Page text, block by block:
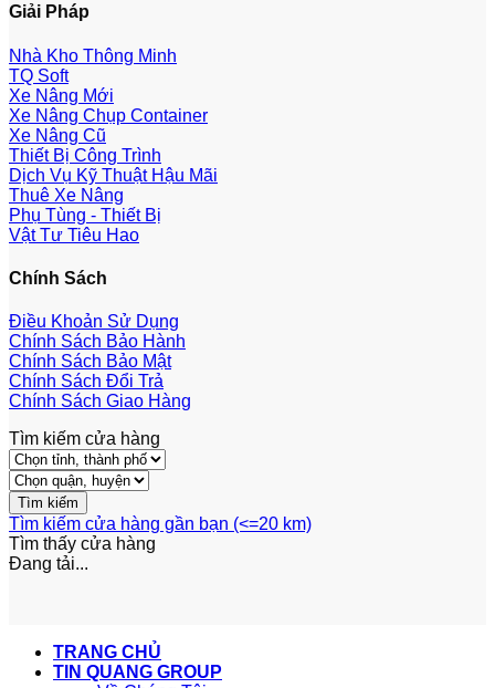
Giải Pháp
Nhà Kho Thông Minh
TQ Soft
Xe Nâng Mới
Xe Nâng Chụp Container
Xe Nâng Cũ
Thiết Bị Công Trình
Dịch Vụ Kỹ Thuật Hậu Mãi
Thuê Xe Nâng
Phụ Tùng - Thiết Bị
Vật Tư Tiêu Hao
Chính Sách
Điều Khoản Sử Dụng
Chính Sách Bảo Hành
Chính Sách Bảo Mật
Chính Sách Đổi Trả
Chính Sách Giao Hàng
Tìm kiếm cửa hàng
Tìm kiếm cửa hàng gần bạn (<=20 km)
Tìm thấy cửa hàng
Đang tải...
TRANG CHỦ
TIN QUANG GROUP